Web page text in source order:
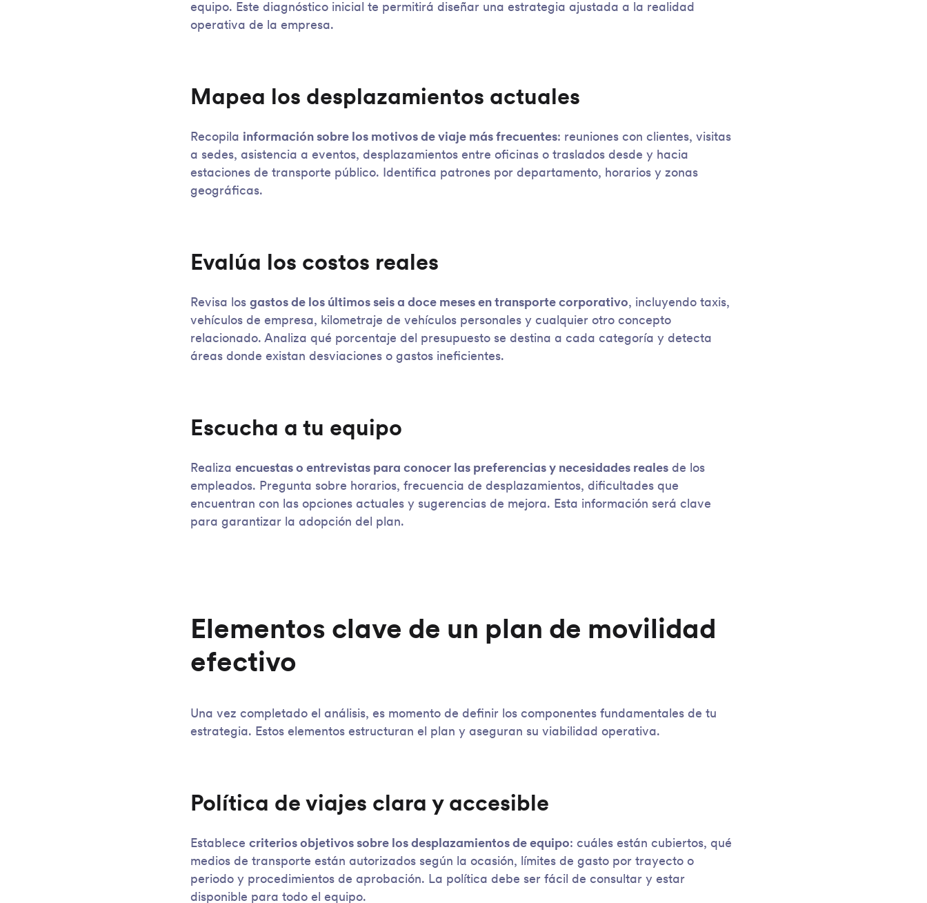
equipo. Este diagnóstico inicial te permitirá diseñar una estrategia ajustada a la realidad
operativa de la empresa.
Mapea los desplazamientos actuales
Recopila información sobre los motivos de viaje más frecuentes: reuniones con clientes, visitas
a sedes, asistencia a eventos, desplazamientos entre oficinas o traslados desde y hacia
estaciones de transporte público. Identifica patrones por departamento, horarios y zonas
geográficas.
Evalúa los costos reales
Revisa los gastos de los últimos seis a doce meses en transporte corporativo, incluyendo taxis,
vehículos de empresa, kilometraje de vehículos personales y cualquier otro concepto
relacionado. Analiza qué porcentaje del presupuesto se destina a cada categoría y detecta
áreas donde existan desviaciones o gastos ineficientes.
Escucha a tu equipo
Realiza encuestas o entrevistas para conocer las preferencias y necesidades reales de los
empleados. Pregunta sobre horarios, frecuencia de desplazamientos, dificultades que
encuentran con las opciones actuales y sugerencias de mejora. Esta información será clave
para garantizar la adopción del plan.
Elementos clave de un plan de movilidad
efectivo
Una vez completado el análisis, es momento de definir los componentes fundamentales de tu
estrategia. Estos elementos estructuran el plan y aseguran su viabilidad operativa.
Política de viajes clara y accesible
Establece criterios objetivos sobre los desplazamientos de equipo: cuáles están cubiertos, qué
medios de transporte están autorizados según la ocasión, límites de gasto por trayecto o
periodo y procedimientos de aprobación. La política debe ser fácil de consultar y estar
disponible para todo el equipo.